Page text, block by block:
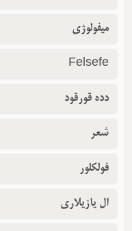
میفولوژی
Felsefe
دده قورقود
شعر
فولکلور
ال یازیلاری